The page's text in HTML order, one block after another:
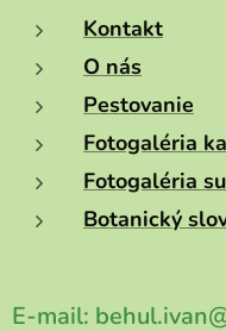
Kontakt
O nás
Pestovanie
Fotogaléria
Fotogaléria
Botanický
E-mail: